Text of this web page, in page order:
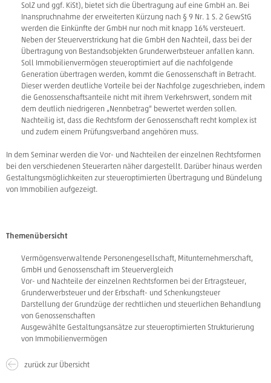
SolZ und ggf. KiSt), bietet sich die Übertragung auf eine GmbH an. Bei
Inanspruchnahme der erweiterten Kürzung nach § 9 Nr. 1 S. 2 GewStG
werden die Einkünfte der GmbH nur noch mit knapp 16% versteuert.
Neben der Steuerverstrickung hat die GmbH den Nachteil, dass bei der
Übertragung von Bestandsobjekten Grunderwerbsteuer anfallen kann.
Soll Immobilienvermögen steueroptimiert auf die nachfolgende
Generation übertragen werden, kommt die Genossenschaft in Betracht.
Dieser werden deutliche Vorteile bei der Nachfolge zugeschrieben, indem
die Genossenschaftsanteile nicht mit ihrem Verkehrswert, sondern mit
dem deutlich niedrigeren „Nennbetrag“ bewertet werden sollen.
Nachteilig ist, dass die Rechtsform der Genossenschaft recht komplex ist
und zudem einem Prüfungsverband angehören muss.
In dem Seminar werden die Vor- und Nachteilen der einzelnen Rechtsformen
bei den verschiedenen Steuerarten näher dargestellt. Darüber hinaus werden
Gestaltungsmöglichkeiten zur steueroptimierten Übertragung und Bündelung
von Immobilien aufgezeigt.
Themenübersicht
Vermögensverwaltende Personengesellschaft, Mitunternehmerschaft,
GmbH und Genossenschaft im Steuervergleich
Vor- und Nachteile der einzelnen Rechtsformen bei der Ertragsteuer,
Grunderwerbsteuer und der Erbschaft- und Schenkungsteuer
Darstellung der Grundzüge der rechtlichen und steuerlichen Behandlung
von Genossenschaften
Ausgewählte Gestaltungsansätze zur steueroptimierten Strukturierung
von Immobilienvermögen
zurück zur Übersicht